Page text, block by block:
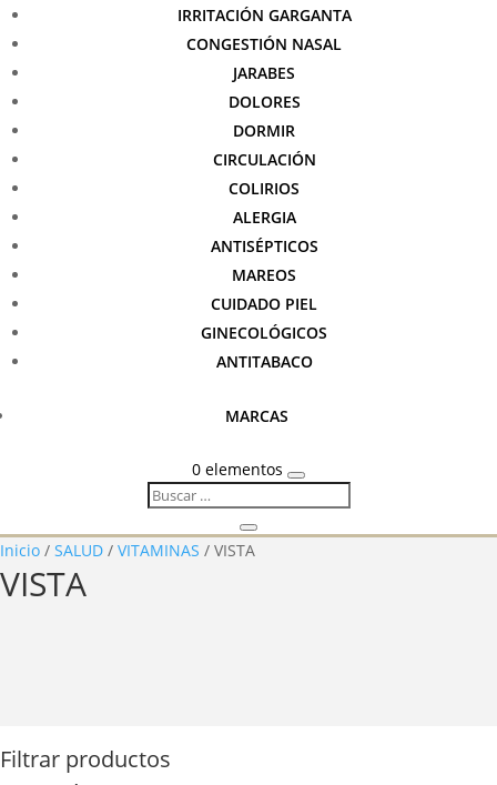
IRRITACIÓN GARGANTA
CONGESTIÓN NASAL
JARABES
DOLORES
DORMIR
CIRCULACIÓN
COLIRIOS
ALERGIA
ANTISÉPTICOS
MAREOS
CUIDADO PIEL
GINECOLÓGICOS
ANTITABACO
MARCAS
0 elementos
Inicio / SALUD / VITAMINAS / VISTA
VISTA
Filtrar productos